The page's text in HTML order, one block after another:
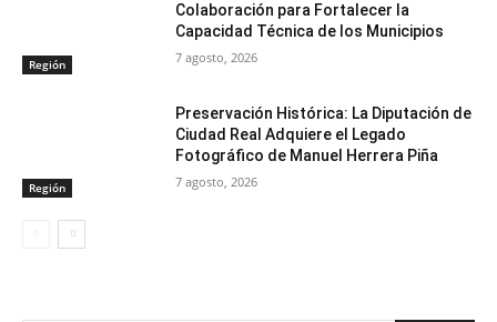
Región
Colaboración para Fortalecer la
Capacidad Técnica de los Municipios
7 agosto, 2026
Región
Preservación Histórica: La Diputación de
Ciudad Real Adquiere el Legado
Fotográfico de Manuel Herrera Piña
7 agosto, 2026